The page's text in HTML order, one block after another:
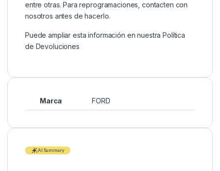
entre otras. Para reprogramaciones, contacten con
nosotros antes de hacerlo.
Puede ampliar esta información en nuestraPolítica
de Devoluciones
Marca FORD
AI Summary